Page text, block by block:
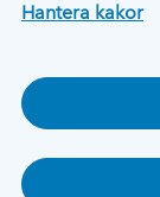
Hantera kakor